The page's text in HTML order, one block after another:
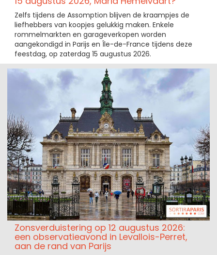
Zelfs tijdens de Assomption blijven de kraampjes de
liefhebbers van koopjes gelukkig maken. Enkele
rommelmarkten en garageverkopen worden
aangekondigd in Parijs en Île-de-France tijdens deze
feestdag, op zaterdag 15 augustus 2026.
Zonsverduistering op 12 augustus 2026:
een observatieavond in Levallois-Perret,
aan de rand van Parijs